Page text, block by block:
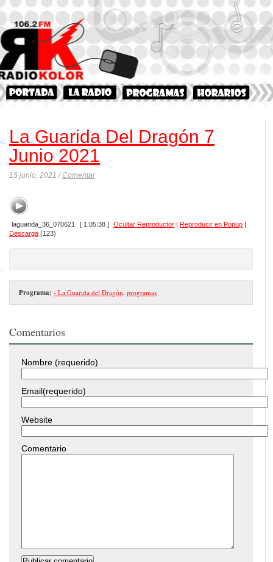
La Guarida Del Dragón 7
Junio 2021
15 junio, 2021 /Comentar
laguarida_36_070621 [ 1:05:38 ] Ocultar Reproductor |Reproducir en Popup |
Descarga (123)
Programa: - La Guarida del Dragón programas
Comentarios
Nombre (requerido)
Email(requerido)
Website
Comentario